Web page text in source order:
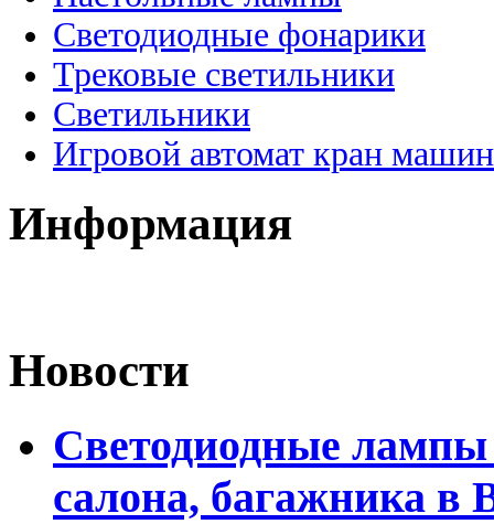
Светодиодные фонарики
Трековые светильники
Светильники
Игровой автомат кран
Информация
Новости
Светодиодные лампы
салона, багажника в